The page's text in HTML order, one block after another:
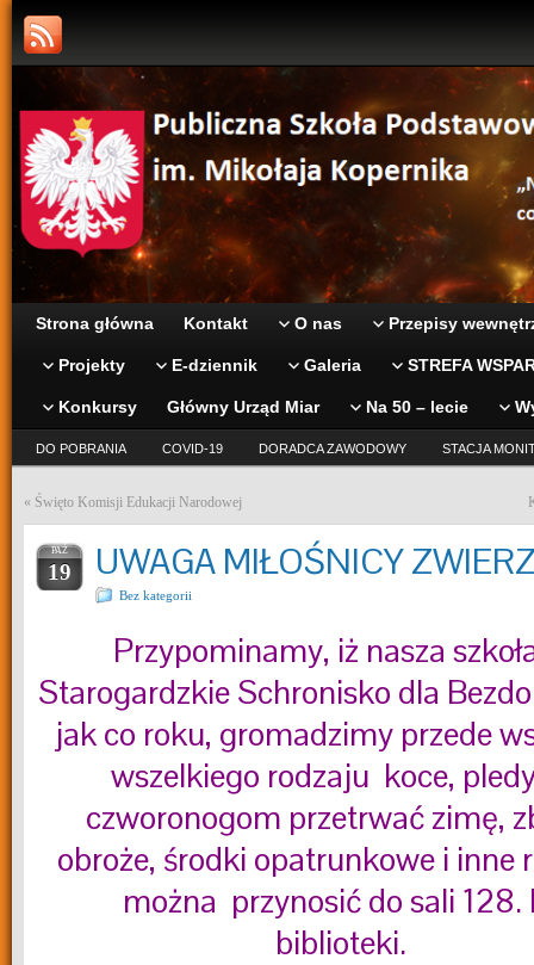
Strona główna Kontakt O nas Przepisy
Projekty E-dziennik Galeria STREFA
Konkursy Główny Urząd Miar Na 50 – lecie
DO POBRANIA COVID-19 DORADCA ZAWODOWY STACJA
« Święto Komisji Edukacji Narodowej
PAŹ
19 UWAGA MIŁOŚNICY
Bez kategorii
Przypominamy, iż nasza
Starogardzkie Schronisko dla
jak co roku, gromadzimy przede
wszelkiego rodzaju koce,
czworonogom przetrwać zimę,
obroże, środki opatrunkowe i inne
można przynosić do sali
biblioteki.